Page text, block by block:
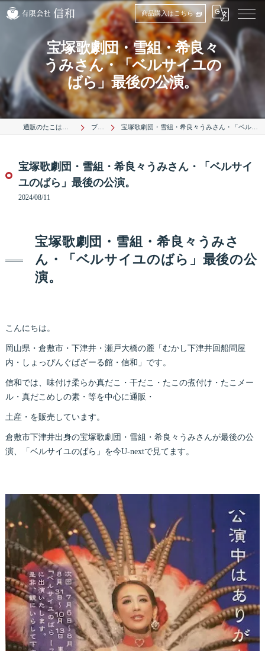
商品購入はこちら
宝塚歌劇団・雪組・希良々
うみさん・「ベルサイユの
ばら」最後の公演。
ブログ 宝塚歌劇団・雪組・希良々うみさん・「ベルサイユのばら」最後の公演。
宝塚歌劇団・雪組・希良々うみさん・「ベルサイ
ユのばら」最後の公演。
2024/08/11
宝塚歌劇団・雪組・希良々うみさ
ん・「ベルサイユのばら」最後の公
演。
こんにちは。
岡山県・倉敷市・下津井・瀬戸大橋の麓「むかし下津井回船問屋
内・しょっぴんぐばざーる館・信和」です。
信和では、味付け柔らか真だこ・干だこ・たこの煮付け・たこメー
ル・真だこめしの素・等を中心に通販・
土産・を販売しています。
倉敷市下津井出身の宝塚歌劇団・雪組・希良々うみさんが最後の公
演、「ベルサイユのばら」を今U-nextで見てます。